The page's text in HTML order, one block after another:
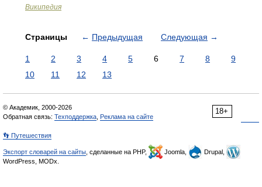
Википедия
Страницы ← Предыдущая Следующая →
1 2 3 4 5 6 7 8
9
10
11 12 13
18+
© Академик, 2000-2026
Обратная связь: Техподдержка Реклама на сайте
👣 Путешествия
Экспорт словарей на сайты , сделанные на PHP, Joomla,
Drupal,
WordPress, MODx.